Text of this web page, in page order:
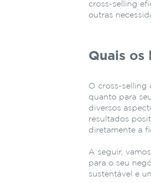
cross-selling
outras
Quais os
O cross-selling
quanto para
diversos
resultados
diretamente a
A seguir,
para o seu
sustentável e